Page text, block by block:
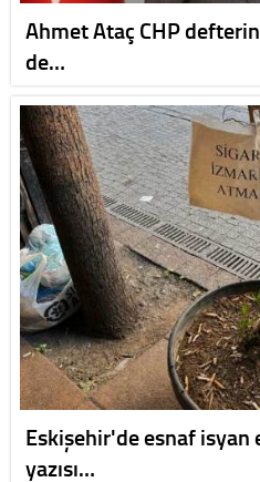
Ahmet Ataç CHP
de…
Eskişehir'de esnaf isyan
yazısı…